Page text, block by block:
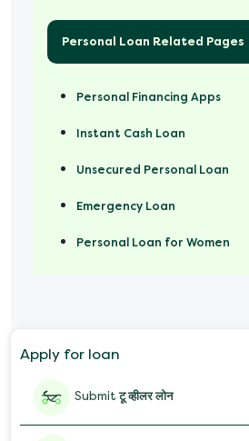
Personal Loan Related Pages
Personal Financing Apps
Instant Cash Loan
Unsecured Personal Loan
Emergency Loan
Personal Loan for Women
Salary Advance Loan
Apply for loan
Submitटू व्हीलर लोन